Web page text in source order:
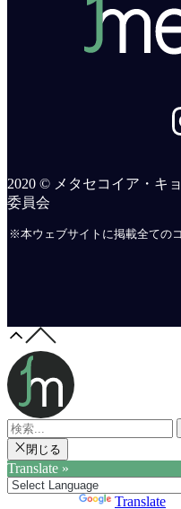
2020 © メタセコイア・キ
委員会
※本ウェブサイトに掲載全ての
閉じる
Translate »
Translate